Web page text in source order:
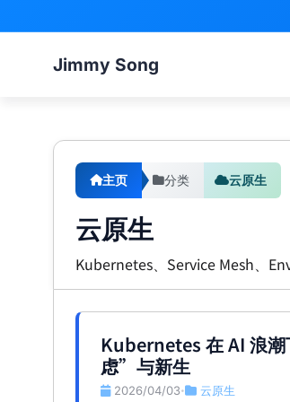
Jimmy Song
主页 分类 云原生
云原生
Kubernetes、Service Mesh、
Kubernetes 在 AI 浪
虑”与新生
2026/04/03• 云原生